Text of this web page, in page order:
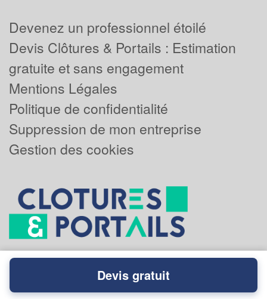
Devenez un professionnel étoilé
Devis Clôtures & Portails : Estimation
gratuite et sans engagement
Mentions Légales
Politique de confidentialité
Suppression de mon entreprise
Gestion des cookies
Powered byPlus que pro
Devis gratuit